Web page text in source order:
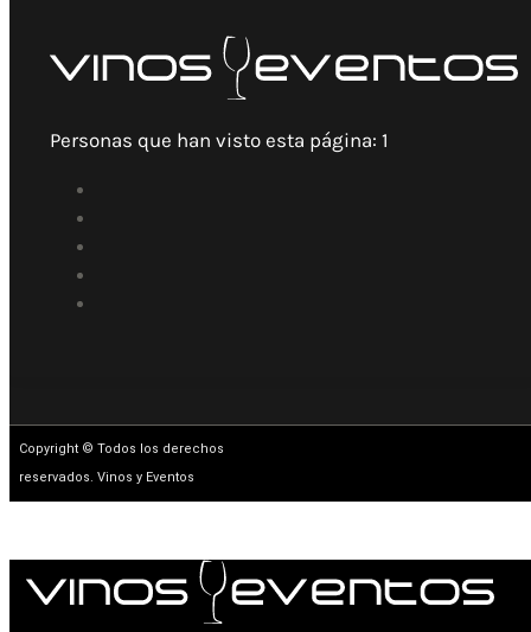
Personas que han visto esta página: 1
Copyright © Todos los derechos
reservados. Vinos y Eventos